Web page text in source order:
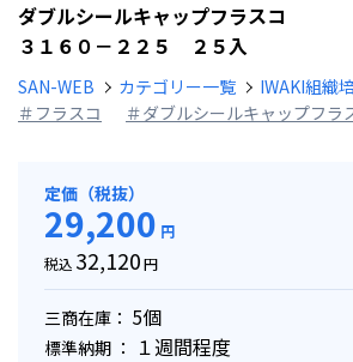
ダブルシールキャップフラスコ
３１６０－２２５ ２５入
SAN-WEB カテゴリー一覧
IWAKI組織
＃フラスコ
＃ダブルシールキャップフラ
定価（税抜）
29,200 円
税込 32,120円
三商在庫： 5個
標準納期 ： １週間程度